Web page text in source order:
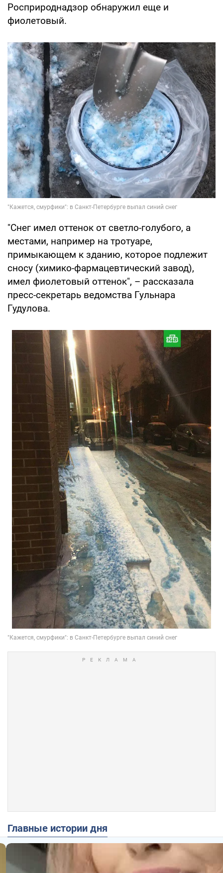
Росприроднадзор обнаружил еще и
фиолетовый.
"Снег имел оттенок от светло-голубого, а
местами, например на тротуаре,
примыкающем к зданию, которое подлежит
сносу (химико-фармацевтический завод),
имел фиолетовый оттенок", – рассказала
пресс-секретарь ведомства Гульнара
Гудулова.
Главные истории дня